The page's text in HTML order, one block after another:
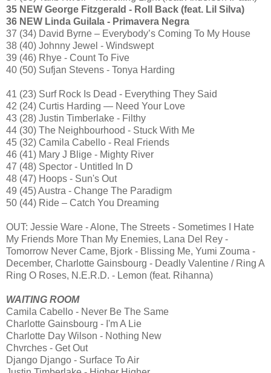
35 NEW George Fitzgerald - Roll Back (feat. Lil Silva)
36 NEW Linda Guilala - Primavera Negra
37 (34) David Byrne – Everybody’s Coming To My House
38 (40) Johnny Jewel - Windswept
39 (46) Rhye - Count To Five
40 (50) Sufjan Stevens - Tonya Harding
41 (23) Surf Rock Is Dead - Everything They Said
42 (24) Curtis Harding — Need Your Love
43 (28) Justin Timberlake - Filthy
44 (30) The Neighbourhood - Stuck With Me
45 (32) Camila Cabello - Real Friends
46 (41) Mary J Blige - Mighty River
47 (48) Spector - Untitled In D
48 (47) Hoops - Sun's Out
49 (45) Austra - Change The Paradigm
50 (44) Ride – Catch You Dreaming
OUT: Jessie Ware - Alone, The Streets - Sometimes I Hate
My Friends More Than My Enemies, Lana Del Rey -
Tomorrow Never Came, Bjork - Blissing Me, Yumi Zouma -
December, Charlotte Gainsbourg - Deadly Valentine / Ring A
Ring O Roses, N.E.R.D. - Lemon (feat. Rihanna)
WAITING ROOM
Camila Cabello - Never Be The Same
Charlotte Gainsbourg - I'm A Lie
Charlotte Day Wilson - Nothing New
Chvrches - Get Out
Django Django - Surface To Air